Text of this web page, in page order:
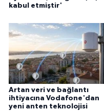
kabul etmiştir'
Artan veri ve bağlantı
ihtiyacına Vodafone'dan
yeni anten teknolojisi